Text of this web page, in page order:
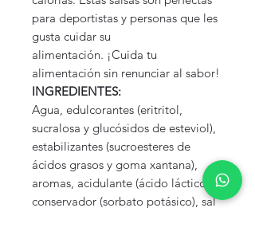
para deportistas y personas que les
gusta cuidar su
alimentación. ¡Cuida tu
alimentación sin renunciar al sabor!
INGREDIENTES:
Agua, edulcorantes (eritritol,
sucralosa y glucósidos de esteviol),
estabilizantes (sucroesteres de
ácidos grasos y goma xantana),
aromas, acidulante (ácido láctico),
conservador (sorbato potásico), sal